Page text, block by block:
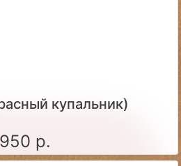
купальник)
950 р.